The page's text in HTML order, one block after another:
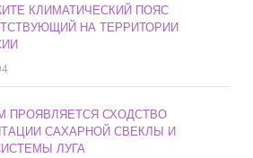
КЛИМАТИЧЕСКИЙ ПОЯС
НА ТЕРРИТОРИИ
ПРОЯВЛЯЕТСЯ СХОДСТВО
САХАРНОЙ СВЕКЛЫ И
ЛУГА